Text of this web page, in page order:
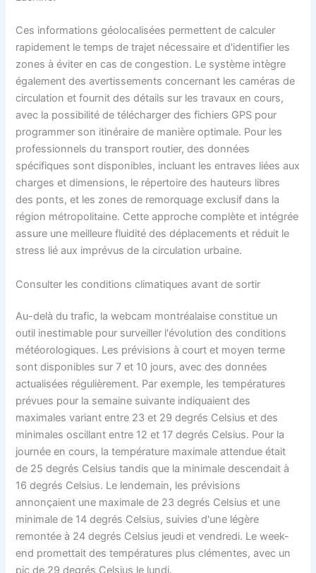
Ces informations géolocalisées permettent de calculer
rapidement le temps de trajet nécessaire et d'identifier les
zones à éviter en cas de congestion. Le système intègre
également des avertissements concernant les caméras de
circulation et fournit des détails sur les travaux en cours,
avec la possibilité de télécharger des fichiers GPS pour
programmer son itinéraire de manière optimale. Pour les
professionnels du transport routier, des données
spécifiques sont disponibles, incluant les entraves liées aux
charges et dimensions, le répertoire des hauteurs libres
des ponts, et les zones de remorquage exclusif dans la
région métropolitaine. Cette approche complète et intégrée
assure une meilleure fluidité des déplacements et réduit le
stress lié aux imprévus de la circulation urbaine.
Consulter les conditions climatiques avant de sortir
Au-delà du trafic, la webcam montréalaise constitue un
outil inestimable pour surveiller l'évolution des conditions
météorologiques. Les prévisions à court et moyen terme
sont disponibles sur 7 et 10 jours, avec des données
actualisées régulièrement. Par exemple, les températures
prévues pour la semaine suivante indiquaient des
maximales variant entre 23 et 29 degrés Celsius et des
minimales oscillant entre 12 et 17 degrés Celsius. Pour la
journée en cours, la température maximale attendue était
de 25 degrés Celsius tandis que la minimale descendait à
16 degrés Celsius. Le lendemain, les prévisions
annonçaient une maximale de 23 degrés Celsius et une
minimale de 14 degrés Celsius, suivies d'une légère
remontée à 24 degrés Celsius jeudi et vendredi. Le week-
end promettait des températures plus clémentes, avec un